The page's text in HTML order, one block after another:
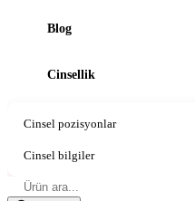
Blog
Cinsellik
Cinsel pozisyonlar
Cinsel bilgiler